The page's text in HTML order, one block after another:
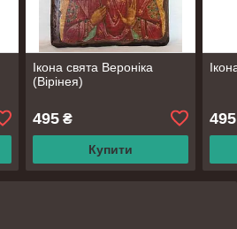
Ікона свята Вероніка
(Вірінея)
495₴
Купити
495